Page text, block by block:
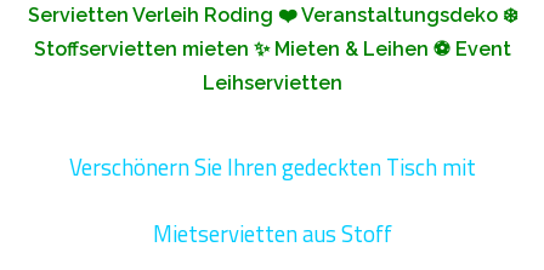
Servietten Verleih Roding ❤️ Veranstaltungsdeko ❄️
Stoffservietten mieten ✨ Mieten & Leihen ⚽ Event
Leihservietten
Verschönern Sie Ihren gedeckten Tisch mit
Mietservietten aus Stoff